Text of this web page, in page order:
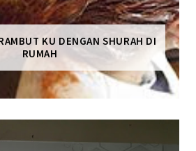
KU DENGAN SHURAH DI
RUMAH